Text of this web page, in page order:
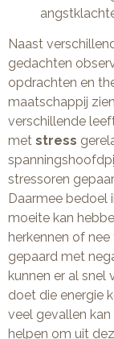
Naast
gedachten
opdrachten en
maatschappij
verschillende
met stress
stressoren
Daarmee bedoel
moeite kan
herkennen of
gepaard met
kunnen er al snel
doet die energie
veel gevallen kan
helpen om uit